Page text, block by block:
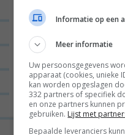
VORIGE POST
Informatie op een
Meer informatie
Uw persoonsgegevens
apparaat (cookies, unieke
kan worden opgeslagen
332 partners of specifiek
en onze partners kunnen
gebruiken. Lijst met
Bepaalde leveranciers